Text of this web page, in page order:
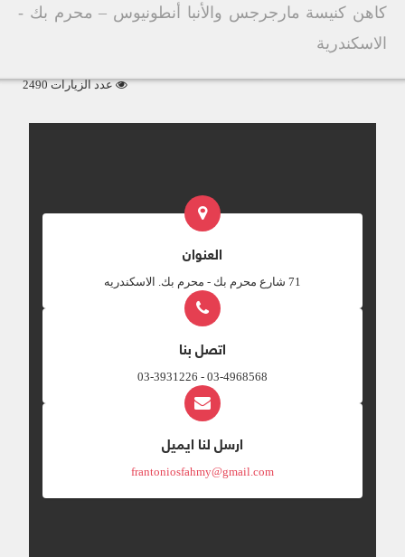
كاهن كنيسة مارجرجس والأنبا أنطونيوس – محرم بك -
الاسكندرية
عدد الزيارات 2490
العنوان
‎71 شارع محرم بك - محرم بك. الاسكندريه
اتصل بنا
03-4968568 - 03-3931226
ارسل لنا ايميل
frantoniosfahmy@gmail.com